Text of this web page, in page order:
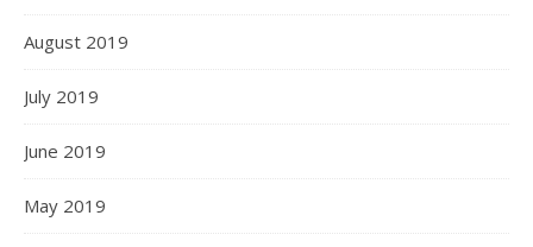
August 2019
July 2019
June 2019
May 2019